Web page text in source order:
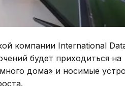
компании International
будет приходиться на
дома» и носимые